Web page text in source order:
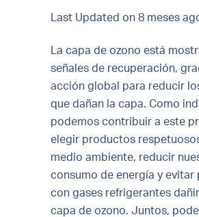
Last Updated on 8 meses
La capa de ozono está
señales de recuperación,
acción global para reducir
que dañan la capa. Como
podemos contribuir a este
elegir productos
medio ambiente, reducir
consumo de energía y
con gases refrigerantes
capa de ozono. Juntos,